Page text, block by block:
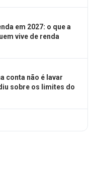
em 2027: o que a
vive de renda
conta não é lavar
sobre os limites do